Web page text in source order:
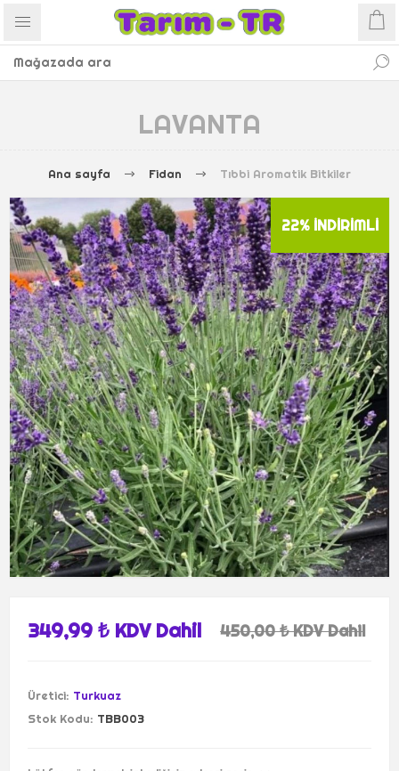
LAVANTA
Ana sayfa Fidan Tıbbi Aromatik Bitkiler
22% İNDIRIMLI
349,99 ₺ KDV Dahil 450,00 ₺ KDV Dahil
Üretici: Turkuaz
Stok Kodu: TBB003